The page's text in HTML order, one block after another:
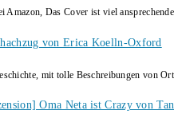
Amazon, Das Cover ist viel
von Erica Koelln-Oxford
mit tolle Beschreibungen von
Oma Neta ist Crazy von